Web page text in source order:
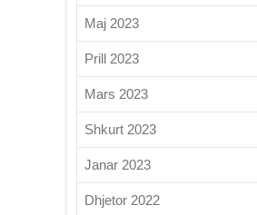
Maj 2023
Prill 2023
Mars 2023
Shkurt 2023
Janar 2023
Dhjetor 2022